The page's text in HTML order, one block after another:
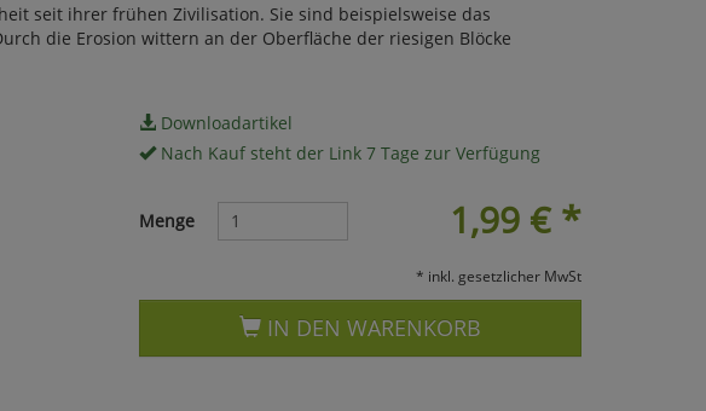
seit ihrer frühen Zivilisation. Sie sind beispielsweise das
die Erosion wittern an der Oberfläche der riesigen Blöcke
Downloadartikel
Nach Kauf steht der Link 7 Tage zur Verfügung
1,99 €*
Menge
* inkl. gesetzlicher MwSt
IN DEN WARENKORB